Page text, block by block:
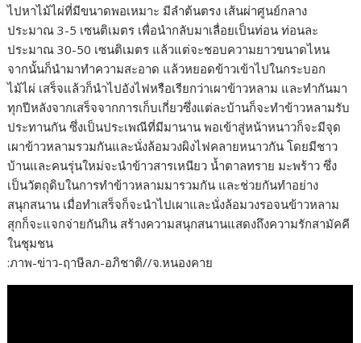
ไปหาไม้ไผ่ที่มีขนาดพอเหมาะ มีลำต้นตรง เส้นผ่าศูนย์กลาง
ประมาณ 3-5 เซนติเมตร เพื่อนำกลับมาเลื่อยเป็นท่อน ท่อนละ
ประมาณ 30-50 เซนติเมตร แล้วแต่จะชอบความยาวขนาดไหน
จากนั้นก็นำมาทำความสะอาด แล้วหยอดข้าวเข้าไปในกระบอก
ไม้ไผ่ เสร็จแล้วก็นำไปอังไฟหรือเรียกว่าเผาข้าวหลาม และทำกันมา
ทุกปีหลังจากเสร็จจากการเก็บเกี่ยวซึ่งแต่ละบ้านก็จะทำข้าวหลามรับ
ประทานกัน ซึ่งเป็นประเพณีที่มีมานาน พอเข้าสู่หน้าหนาวก็จะมีจุด
เผาข้าวหลามรวมกันและนั่งล้อมวงผิงไฟคลายหนาวกัน โดยมีชาว
บ้านและคนรุ่นใหม่จะนำข้าวสารเหนียว น้ำตาลทราย มะพร้าว ซึ่ง
เป็นวัตถุดิบในการทำข้าวหลามมารวมกัน และช่วยกันทำอย่าง
สนุกสนาน เมื่อทำเสร็จก็จะนำไปเผาและนั่งล้อมวงรอจนข้าวหลาม
สุกก็จะแจกจ่ายกันกิน สร้างความสนุกสนานแสดงถึงความรักสามัคคี
ในชุมชน
:ภาพ-ข่าว-ฤาษีลภ-อภิชาติ//จ.หนองคาย